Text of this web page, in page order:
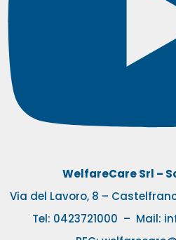
WelfareCare Srl –
Via del Lavoro, 8 –
Tel: 0423721000 – Mail: